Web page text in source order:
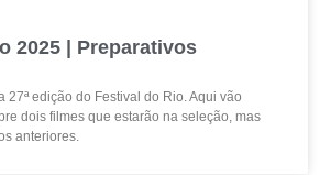
2025 | Preparativos
27ª edição do Festival do Rio. Aqui vão
dois filmes que estarão na seleção, mas
anteriores.